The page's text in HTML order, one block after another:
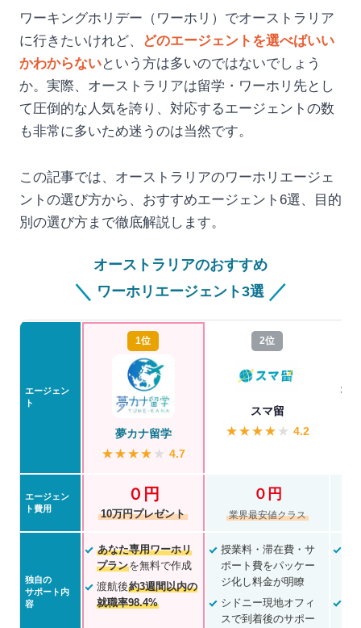
ワーキングホリデー（ワーホリ）でオーストラリア
に行きたいけれど、
どのエージェントを選べばいい
かわからないという方は多いのではないでしょう
か。実際、オーストラリアは留学・ワーホリ先とし
て圧倒的な人気を誇り、対応するエージェントの数
も非常に多いため迷うのは当然です。
この記事では、オーストラリアのワーホリエージェ
ントの選び方から、おすすめエージェント6選、目的
別の選び方まで徹底解説します。
オーストラリアのおすすめ
＼ ワーホリエージェント3選 ／
エージェン
ト
1位
夢カナ留学
★★★★ ★ 4.7
2位
スマ留
★★★★ ★ 4.2
オ
エージェン
ト費用
０円
10万円プレゼント
０円
業界最安値クラス
独自の
サポート内
容
あなた専用ワーホリ
プランを無料で作成
渡航後約3週間以内の
就職率98.4%
授業料・滞在費・サ
ポート費をパッケー
ジ化し料金が明瞭
シドニー現地オフィ
スで到着後のサポー